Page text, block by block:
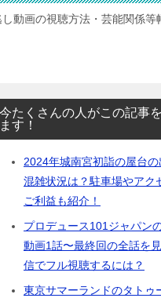
動画の視聴方法・芸能関係等
今たくさんの人がこの記事
ます！
2024年城南宮初詣の屋台
混雑状況は？駐車場やアク
ご利益も紹介！
プロデュース101ジャパン
動画1話〜最終回の全話を
信でフル視聴するには？
東京サマーランドのタトゥ